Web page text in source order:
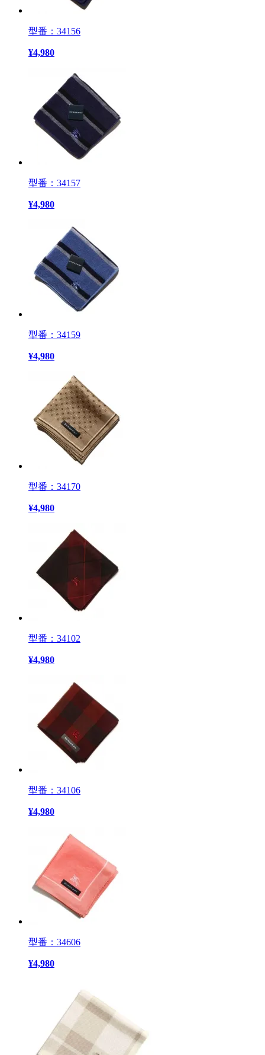
型番：34156
¥4,980
型番：34157
¥4,980
型番：34159
¥4,980
型番：34170
¥4,980
型番：34102
¥4,980
型番：34106
¥4,980
型番：34606
¥4,980